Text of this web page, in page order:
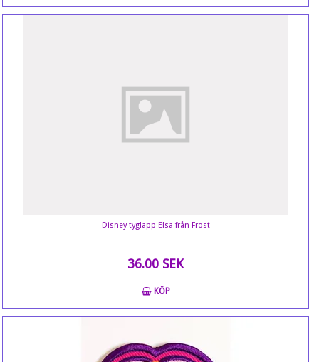
Disney tyglapp Elsa från Frost
36.00 SEK
KÖP